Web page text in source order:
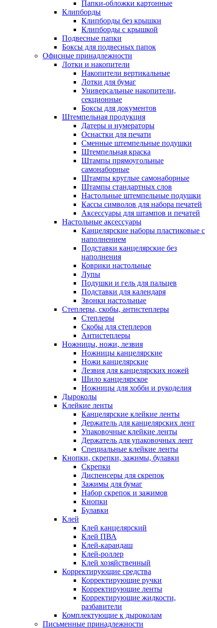
Папки-обложки картонные
Клипборды
Клипборды без крышки
Клипборды с крышкой
Подвесные папки
Боксы для подвесных папок
Офисные принадлежности
Лотки и накопители
Накопители вертикальные
Лотки для бумаг
Универсальные накопители,
секционные
Боксы для документов
Штемпельная продукция
Датеры и нумераторы
Оснастки для печати
Сменные штемпельные подушки
Штемпельная краска
Штампы прямоугольные
самонаборные
Штампы круглые самонаборные
Штампы стандартных слов
Настольные штемпельные подушки
Кассы символов для набора печатей
Аксессуары для штампов и печатей
Настольные аксессуары
Канцелярские наборы пластиковые с
наполнением
Подставки канцелярские без
наполнения
Коврики настольные
Лупы
Подушки и гель для пальцев
Подставки для календаря
Звонки настольные
Степлеры, скобы, антистеплеры
Степлеры
Скобы для степлеров
Антистеплеры
Ножницы, ножи, лезвия
Ножницы канцелярские
Ножи канцелярские
Лезвия для канцелярских ножей
Шило канцелярское
Ножницы для хобби и рукоделия
Дыроколы
Клейкие ленты
Канцелярские клейкие ленты
Держатель для канцелярских лент
Упаковочные клейкие ленты
Держатель для упаковочных лент
Специальные клейкие ленты
Кнопки, скрепки, зажимы, булавки
Скрепки
Диспенсеры для скрепок
Зажимы для бумаг
Набор скрепок и зажимов
Кнопки
Булавки
Клей
Клей канцелярский
Клей ПВА
Клей-карандаш
Клей-роллер
Клей хозяйственный
Корректирующие средства
Корректирующие ручки
Корректирующие ленты
Корректирующие жидкости,
разбавители
Комплектующие к дыроколам
Письменные принадлежности